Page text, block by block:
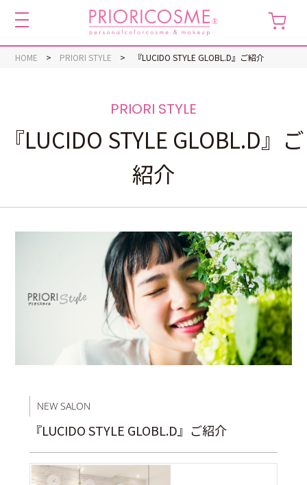
HOME PRIORI STYLE 『LUCIDO STYLE GLOBL.D』ご紹介
『LUCIDO STYLE GLOBL.D』ご
紹介
NEW SALON
『LUCIDO STYLE GLOBL.D』ご紹介
toggle
navigation